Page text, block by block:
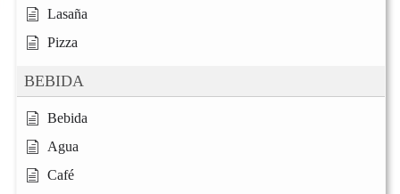
Lasaña
Pizza
BEBIDA
Bebida
Agua
Café